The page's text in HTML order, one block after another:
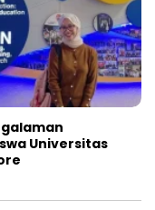
Universitas